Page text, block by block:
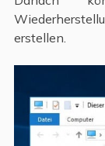
erstellen.